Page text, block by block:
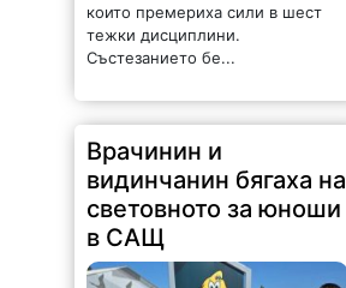
които премериха сили в шест
тежки дисциплини.
Състезанието бе...
Врачинин и
видинчанин бягаха на
световното за юноши
в САЩ